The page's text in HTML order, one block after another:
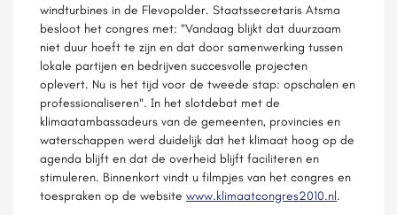
windturbines in de Flevopolder. Staatssecretaris Atsma
besloot het congres met: "Vandaag blijkt dat duurzaam
niet duur hoeft te zijn en dat door samenwerking tussen
lokale partijen en bedrijven succesvolle projecten
oplevert. Nu is het tijd voor de tweede stap: opschalen en
professionaliseren". In het slotdebat met de
klimaatambassadeurs van de gemeenten, provincies en
waterschappen werd duidelijk dat het klimaat hoog op de
agenda blijft en dat de overheid blijft faciliteren en
stimuleren. Binnenkort vindt u filmpjes van het congres en
toespraken op de website www.klimaatcongres2010.nl.